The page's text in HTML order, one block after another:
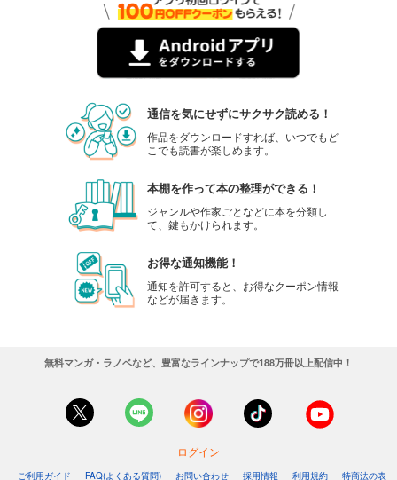
通信を気にせずにサクサク読める！
作品をダウンロードすれば、いつでもど
こでも読書が楽しめます。
本棚を作って本の整理ができる！
ジャンルや作家ごとなどに本を分類し
て、鍵もかけられます。
お得な通知機能！
通知を許可すると、お得なクーポン情報
などが届きます。
無料マンガ・ラノベなど、豊富なラインナップで188万冊以上配信中！
ログイン
ご利用ガイド FAQ(よくある質問) お問い合わせ 採用情報 利用規約 特商法の表